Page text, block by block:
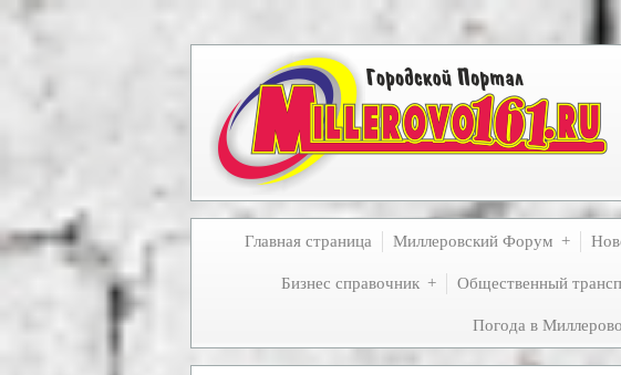
Главная страница Миллеровский Форум
Бизнес справочник Общественный
Погода в Миллерово